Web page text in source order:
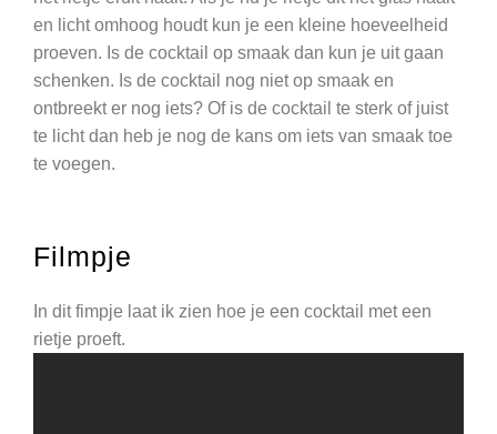
en licht omhoog houdt kun je een kleine hoeveelheid
proeven. Is de cocktail op smaak dan kun je uit gaan
schenken. Is de cocktail nog niet op smaak en
ontbreekt er nog iets? Of is de cocktail te sterk of juist
te licht dan heb je nog de kans om iets van smaak toe
te voegen.
Filmpje
In dit fimpje laat ik zien hoe je een cocktail met een
rietje proeft.